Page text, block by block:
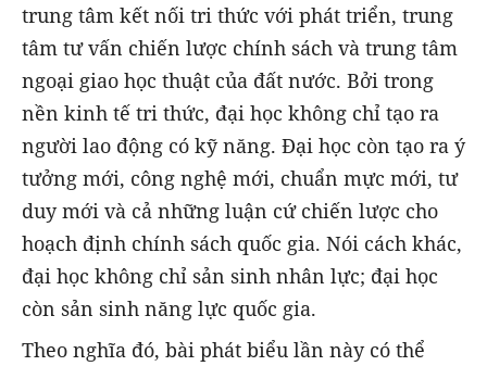
trung tâm kết nối tri thức với phát triển, trung
tâm tư vấn chiến lược chính sách và trung tâm
ngoại giao học thuật của đất nước. Bởi trong
nền kinh tế tri thức, đại học không chỉ tạo ra
người lao động có kỹ năng. Đại học còn tạo ra ý
tưởng mới, công nghệ mới, chuẩn mực mới, tư
duy mới và cả những luận cứ chiến lược cho
hoạch định chính sách quốc gia. Nói cách khác,
đại học không chỉ sản sinh nhân lực; đại học
còn sản sinh năng lực quốc gia.
Theo nghĩa đó, bài phát biểu lần này có thể